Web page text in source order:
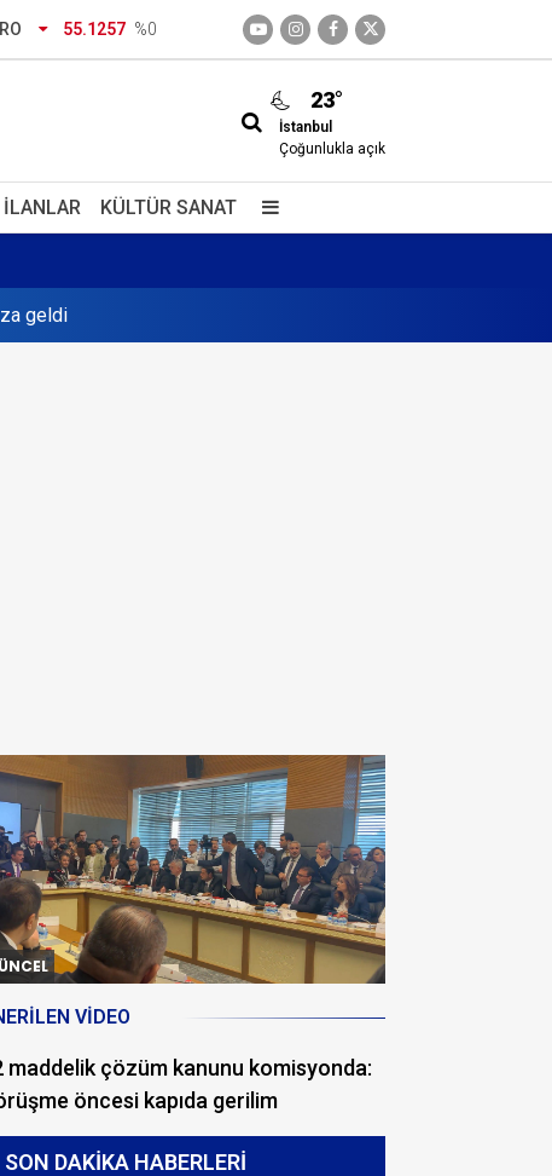
55.1257 %0
23°
İstanbul
Çoğunlukla açık
KÜLTÜR SANAT
Genel Müdürlüğü’ne
geldi
VIDEO
maddelik çözüm kanunu komisyonda:
öncesi kapıda gerilim
SON DAKIKA HABERLERI